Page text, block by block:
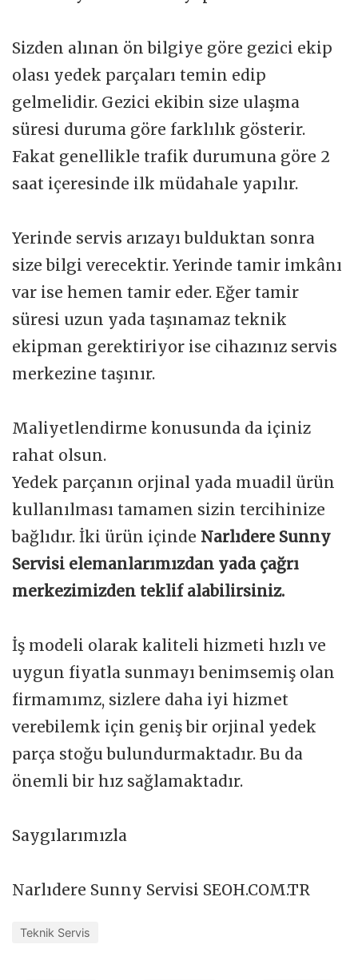
Sizden alınan ön bilgiye göre gezici ekip
olası yedek parçaları temin edip
gelmelidir. Gezici ekibin size ulaşma
süresi duruma göre farklılık gösterir.
Fakat genellikle trafik durumuna göre 2
saat içeresinde ilk müdahale yapılır.
Yerinde servis arızayı bulduktan sonra
size bilgi verecektir. Yerinde tamir imkânı
var ise hemen tamir eder. Eğer tamir
süresi uzun yada taşınamaz teknik
ekipman gerektiriyor ise cihazınız servis
merkezine taşınır.
Maliyetlendirme konusunda da içiniz
rahat olsun.
Yedek parçanın orjinal yada muadil ürün
kullanılması tamamen sizin tercihinize
bağlıdır. İki ürün içinde Narlıdere Sunny
Servisi elemanlarımızdan yada çağrı
merkezimizden teklif alabilirsiniz.
İş modeli olarak kaliteli hizmeti hızlı ve
uygun fiyatla sunmayı benimsemiş olan
firmamımz, sizlere daha iyi hizmet
verebilemk için geniş bir orjinal yedek
parça stoğu bulundurmaktadır. Bu da
önemli bir hız sağlamaktadır.
Saygılarımızla
Narlıdere Sunny Servisi SEOH.COM.TR
Teknik Servis